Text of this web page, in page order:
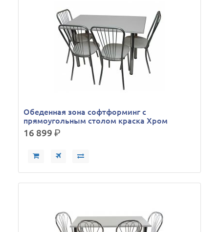
Обеденная зона софтформинг с
прямоугольным столом краска Хром
16 899р.